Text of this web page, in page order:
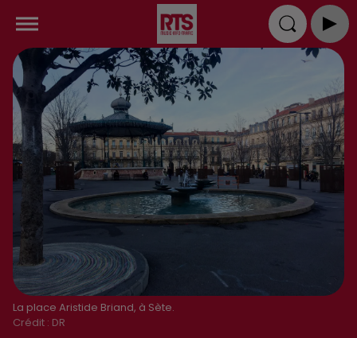
La place Aristide Briand, à Sète.
Crédit : DR